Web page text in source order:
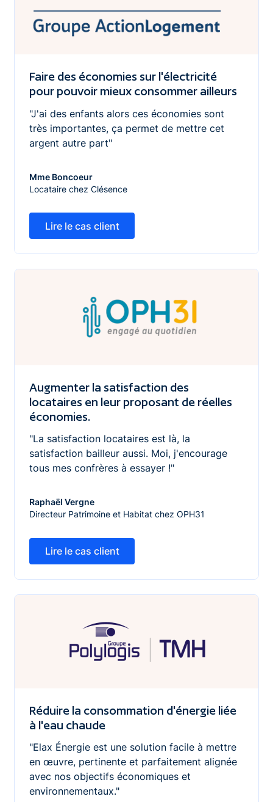
Faire des économies sur l'électricité
pour pouvoir mieux consommer ailleurs
"J'ai des enfants alors ces économies sont
très importantes, ça permet de mettre cet
argent autre part"
Mme Boncoeur
Locataire chez Clésence
Lire le cas client
Lire le cas client
Augmenter la satisfaction des
locataires en leur proposant de réelles
économies.
"La satisfaction locataires est là, la
satisfaction bailleur aussi. Moi, j'encourage
tous mes confrères à essayer !"
Raphaël Vergne
Directeur Patrimoine et Habitat chez OPH31
Lire le cas client
Lire le cas client
Réduire la consommation d'énergie liée
à l'eau chaude
"Elax Énergie est une solution facile à mettre
en œuvre, pertinente et parfaitement alignée
avec nos objectifs économiques et
environnementaux."